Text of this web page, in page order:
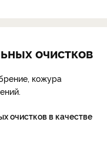
очистков
кожура
очистков в качестве